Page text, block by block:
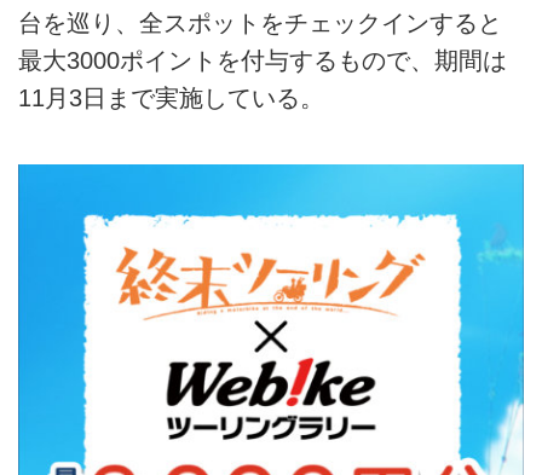
台を巡り、全スポットをチェックインすると
最大3000ポイントを付与するもので、期間は
11月3日まで実施している。